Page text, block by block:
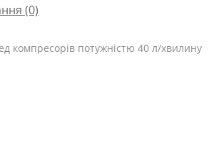
(0)
компресорів потужністю 40 л/хвилину